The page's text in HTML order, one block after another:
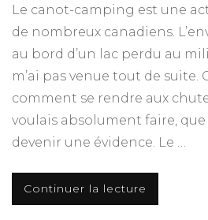
Le canot-camping est une
de nombreux canadiens.
au bord d’un lac perdu au
m’ai pas venue tout de suite.
comment se rendre aux
voulais absolument faire, que
devenir une évidence. Le …
Continuer la lecture